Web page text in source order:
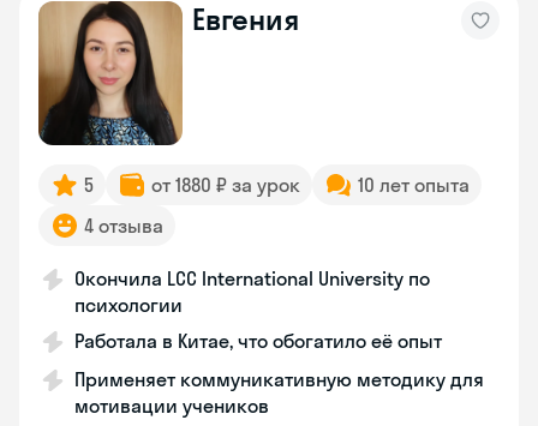
Евгения
5 от 1880 ₽ за урок
10 лет опыта
4 отзыва
Окончила LCC International University по
психологии
Работала в Китае, что обогатило её опыт
Применяет коммуникативную методику для
мотивации учеников